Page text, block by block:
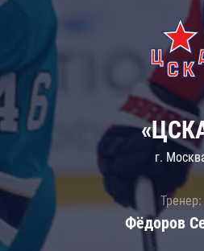
г.
Тренер:
Фёдоров